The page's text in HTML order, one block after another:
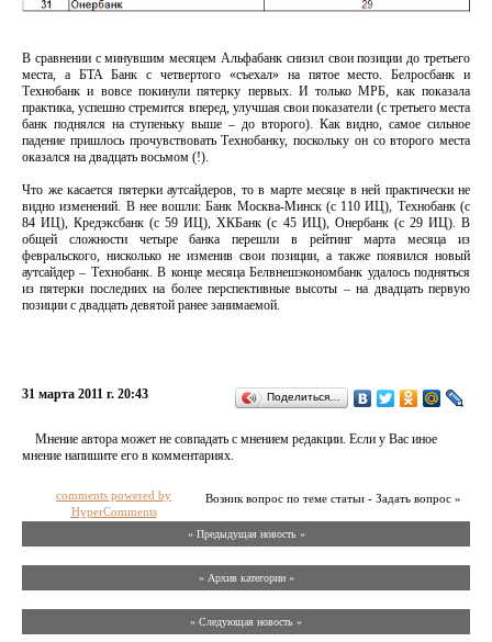
В сравнении с минувшим месяцем Альфабанк снизил свои позиции до третьего
места, а БТА Банк с четвертого «съехал» на пятое место. Белросбанк и
Технобанк и вовсе покинули пятерку первых. И только МРБ, как показала
практика, успешно стремится вперед, улучшая свои показатели (с третьего места
банк поднялся на ступеньку выше – до второго). Как видно, самое сильное
падение пришлось прочувствовать Технобанку, поскольку он со второго места
оказался на двадцать восьмом (!).
Что же касается пятерки аутсайдеров, то в марте месяце в ней практически не
видно изменений. В нее вошли: Банк Москва-Минск (с 110 ИЦ), Технобанк (с
84 ИЦ), Кредэксбанк (с 59 ИЦ), ХКБанк (с 45 ИЦ), Онербанк (с 29 ИЦ). В
общей сложности четыре банка перешли в рейтинг марта месяца из
февральского, нисколько не изменив свои позиции, а также появился новый
аутсайдер – Технобанк. В конце месяца Белвнешэкономбанк удалось подняться
из пятерки последних на более перспективные высоты – на двадцать первую
позиции с двадцать девятой ранее занимаемой.
31 марта 2011 г. 20:43 Поделиться…
Мнение автора может не совпадать с мнением редакции. Если у Вас иное
мнение напишите его в комментариях.
Возник вопрос по теме статьи - Задать вопрос »
comments powered by
HyperComments
« Предыдущая новость «
» Архив категории «
» Следующая новость »